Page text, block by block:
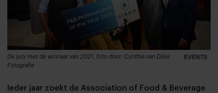
EVENTS
De jury met de winnaar van 2021, foto door: Cynthia van Dijke
Fotografie
Ieder jaar zoekt de Association of Food & Beverage